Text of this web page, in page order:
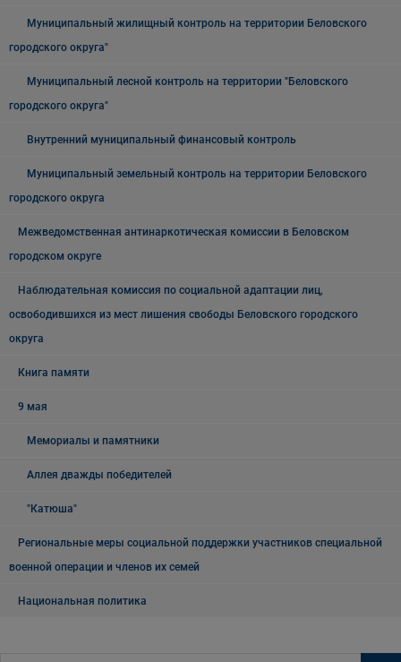
Муниципальный жилищный контроль на территории Беловского
городского округа"
Муниципальный лесной контроль на территории "Беловского
городского округа"
Внутренний муниципальный финансовый контроль
Муниципальный земельный контроль на территории Беловского
городского округа
Межведомственная антинаркотическая комиссии в Беловском
городском округе
Наблюдательная комиссия по социальной адаптации лиц,
освободившихся из мест лишения свободы Беловского городского
округа
Книга памяти
9 мая
Мемориалы и памятники
Аллея дважды победителей
"Катюша"
Региональные меры социальной поддержки участников специальной
военной операции и членов их семей
Национальная политика